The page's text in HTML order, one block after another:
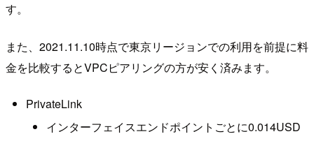
す。
また、2021.11.10時点で東京リージョンでの利用を前提に料
金を比較するとVPCピアリングの方が安く済みます。
PrivateLink
インターフェイスエンドポイントごとに0.014USD